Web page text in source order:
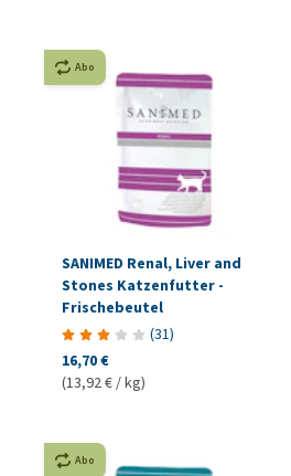
Abo
SANIMED Renal, Liver and
Stones Katzenfutter -
Frischebeutel
(31)
16,70 €
(13,92 € / kg)
Abo